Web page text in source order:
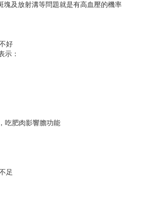
塊及放射溝等問題就是有高血壓的機率
好
示：
吃肥肉影響膽功能
足